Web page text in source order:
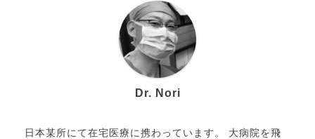
Dr. Nori
日本某所にて在宅医療に携わっています。 大病院を飛